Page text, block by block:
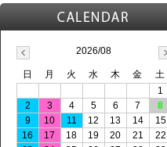
2026/08
日 月 火 水 木 金
土
1
2
3 4 5 6 7
8
9
10 11 12 13 14
15
16
17 18 19 20 21
22